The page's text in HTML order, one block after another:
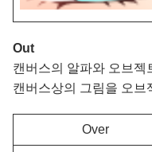
Out
캔버스의 알파와 오브젝
캔버스상의 그림을 오브
Over